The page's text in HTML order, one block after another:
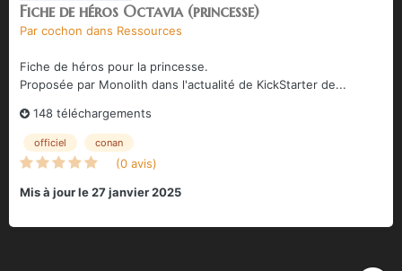
Fiche de héros Octavia (princesse)
Par cochon dans Ressources
Fiche de héros pour la princesse.
Proposée par Monolith dans l'actualité de KickStarter de...
148 téléchargements
officiel conan
(0 avis)
Mis à jourle 27 janvier 2025